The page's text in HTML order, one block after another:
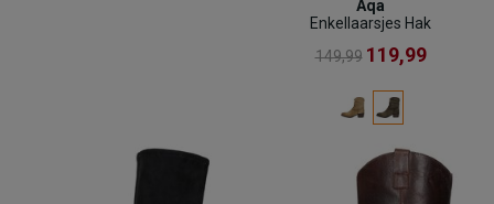
Aqa
Enkellaarsjes Hak
149,99 119,99